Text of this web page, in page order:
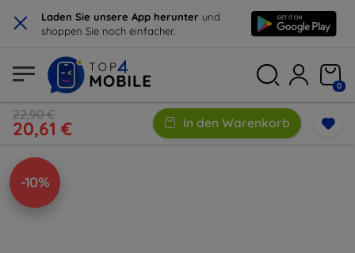
× Laden Sie unsere App herunter und
shoppen Sie noch einfacher.
0
22,90 €
20,61 € In den Warenkorb
-10%